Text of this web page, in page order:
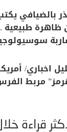
بالضيافي
ظاهرة طبيعية
اخباري/
مربط
قراءة